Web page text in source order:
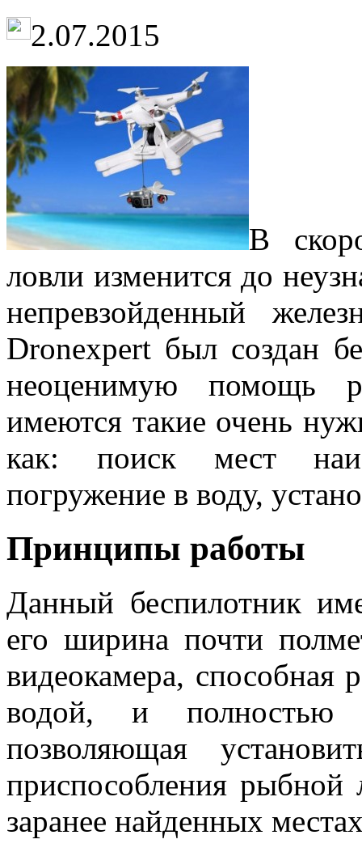
2.07.2015
В
ловли изменится до
непревзойденный
Dronexpert был создан
неоценимую помощь
имеются такие очень
как: поиск мест
погружение в воду,
Принципы работы
Данный беспилотник
его ширина почти
видеокамера, способная
водой, и полностью
позволяющая
приспособления рыбной
заранее найденных